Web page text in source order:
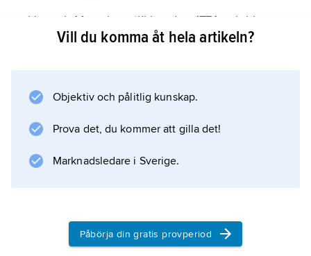
Hannah More kom till London 1774 och blev
snart en av de ledande gestalterna i den då så
tragedi
uppförd 1777 på Garricks teater. Romanen
Coelebs in Search of a Wife
(1–2,
Information om artikeln
Vill du komma åt hela artikeln?
Objektiv och pålitlig kunskap.
Prova det, du kommer att gilla det!
Marknadsledare i Sverige.
Påbörja din gratis provperiod